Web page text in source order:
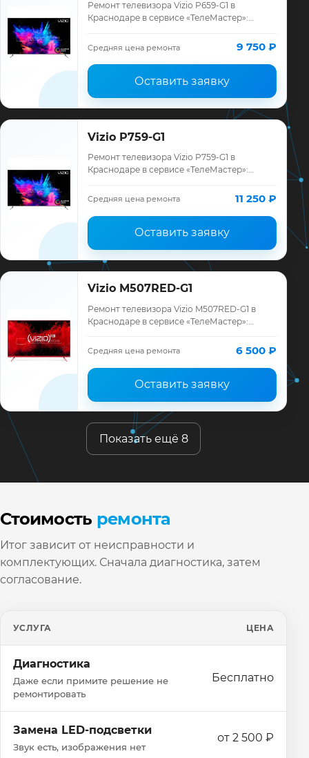
Ремонт телевизора Vizio P659-G1 в
Краснодаре в сервисе «ТелеМастер»:
ремонта, запчасти и гарантия до 12
месяцев.
Средняя цена ремонта 9 750 ₽
Оставить заявку
Vizio P759-G1
Ремонт телевизора Vizio P759-G1 в
Краснодаре в сервисе «ТелеМастер»:
ремонта, запчасти и гарантия до 12
Средняя цена ремонта 11 250 ₽
Оставить заявку
Vizio M507RED-G1
Ремонт телевизора Vizio M507RED-G1 в
Краснодаре в сервисе «ТелеМастер»:
ремонта, запчасти и гарантия до 12
месяцев.
Средняя цена ремонта 6 500 ₽
Оставить заявку
Показать ещё 8
Стоимость ремонта
Итог зависит от неисправности и
комплектующих. Сначала диагностика, затем
согласование.
УСЛУГА ЦЕНА
Диагностика
Даже если примите решение не
ремонтировать
Бесплатно
Замена LED-подсветки
Звук есть, изображения нет
от 2 500 ₽